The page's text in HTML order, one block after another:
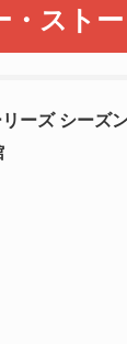
・スト
ーズ シーズ